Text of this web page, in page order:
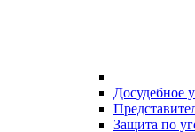
Досудебное
Защита по